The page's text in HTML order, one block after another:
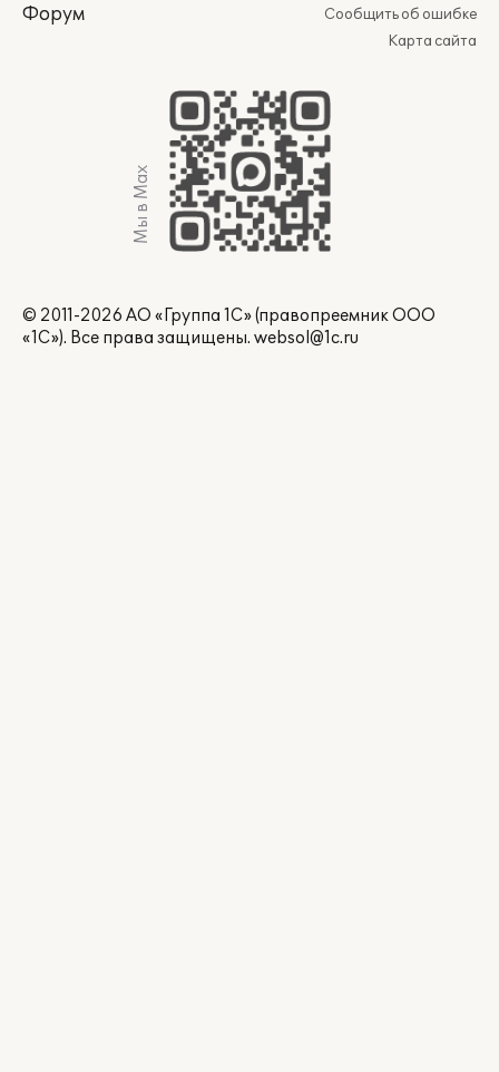
Форум
Сообщить об ошибке
Карта сайта
Мы в Max
© 2011-2026 АО «Группа 1С» (правопреемник ООО
«1С»). Все права защищены. websol@1c.ru